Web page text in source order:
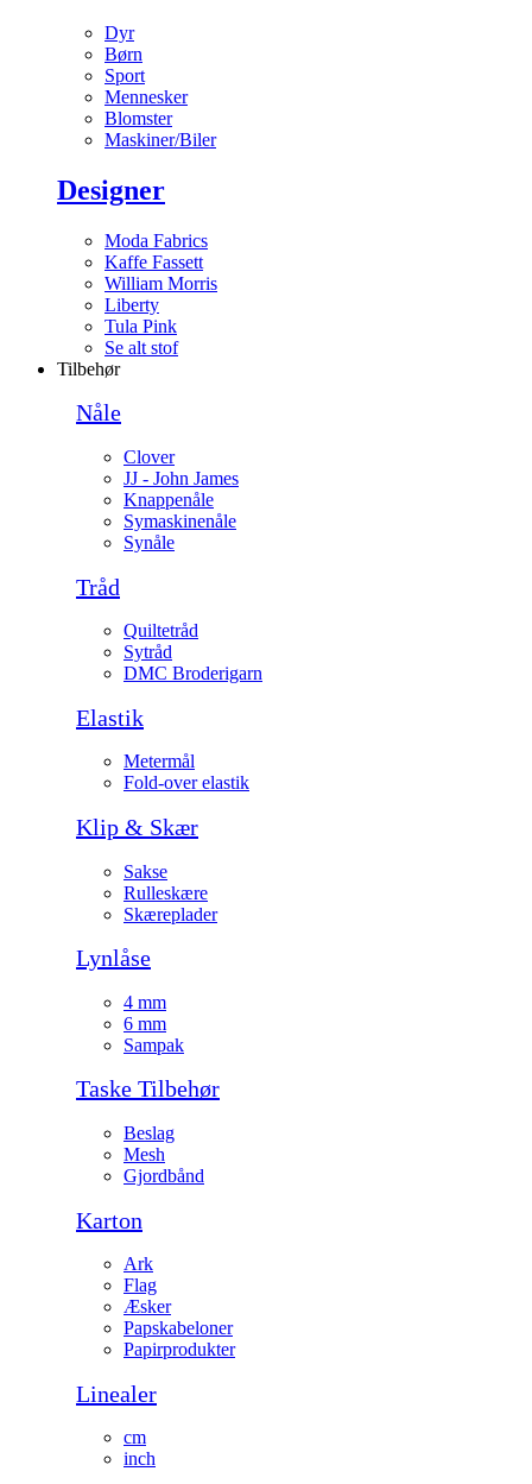
Dyr
Børn
Sport
Mennesker
Blomster
Maskiner/Biler
Designer
Moda Fabrics
Kaffe Fassett
William Morris
Liberty
Tula Pink
Se alt stof
Tilbehør
Nåle
Clover
JJ - John James
Knappenåle
Symaskinenåle
Synåle
Tråd
Quiltetråd
Sytråd
DMC Broderigarn
Elastik
Metermål
Fold-over elastik
Klip & Skær
Sakse
Rulleskære
Skæreplader
Lynlåse
4 mm
6 mm
Sampak
Taske Tilbehør
Beslag
Mesh
Gjordbånd
Karton
Ark
Flag
Æsker
Papskabeloner
Papirprodukter
Linealer
cm
inch